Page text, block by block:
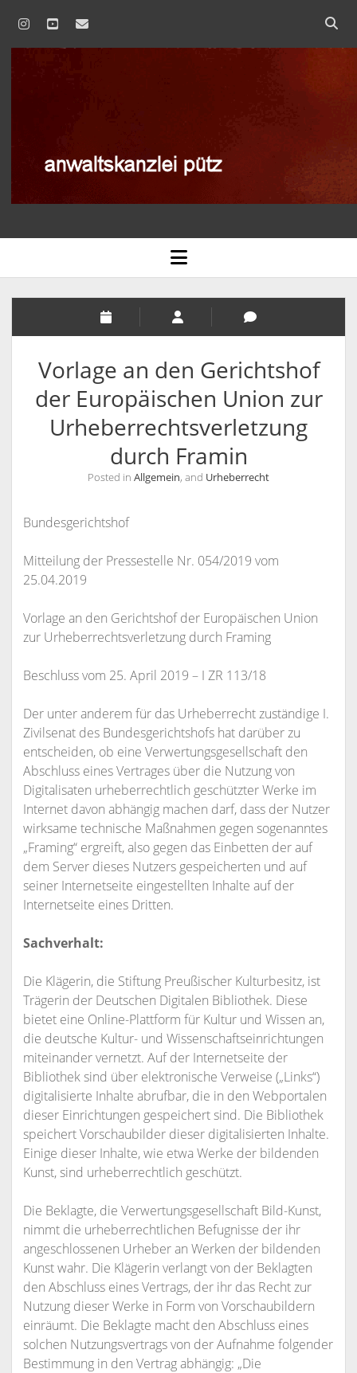
instagram
youtubeemail
AGB
BLOG
DATENSCHUTZERKLÄRUNG
IMPRESSUM
KANZLEI
KONTAKT / INFORMATIONEN
ANFAHRT
INFORMATIONEN
KONTAKT
WIDERRUFSBELEHRUNG BEI FERNABSATZVERTRÄGEN
RECHTSANWÄLTE
RECHTSANWALT NILS PÜTZ
RECHTSANWÄLTIN VERONIKA KLENK
SCHULUNGSANGEBOTE
ARBEITSRECHT FÜR PERSONALDISPONENTEN
RECHTSSICHER IM INTERNET – WETTBEWERBSRECHT,
URHEBERRECHT, ÄUSSERUNGSRECHT UND M
URHEBERRECHT, LIZENZRECHT, ÄUSSERUNGSRECHT, P
ERSÖNLICHKEITSRECHT
open
menu
Vorlage an den Gerichtshof
der Europäischen Union zur
Urheberrechtsverletzung
durch Framin
Posted in Allgemein, and Urheberrecht
Bundesgerichtshof
Mitteilung der Pressestelle Nr. 054/2019 vom
25.04.2019
Vorlage an den Gerichtshof der Europäischen Union
zur Urheberrechtsverletzung durch Framing
Beschluss vom 25. April 2019 – I ZR 113/18
Der unter anderem für das Urheberrecht zuständige I.
Zivilsenat des Bundesgerichtshofs hat darüber zu
entscheiden, ob eine Verwertungsgesellschaft den
Abschluss eines Vertrages über die Nutzung von
Digitalisaten urheberrechtlich geschützter Werke im
Internet davon abhängig machen darf, dass der Nutzer
wirksame technische Maßnahmen gegen sogenanntes
„Framing“ ergreift, also gegen das Einbetten der auf
dem Server dieses Nutzers gespeicherten und auf
seiner Internetseite eingestellten Inhalte auf der
Internetseite eines Dritten.
Sachverhalt:
Die Klägerin, die Stiftung Preußischer Kulturbesitz, ist
Trägerin der Deutschen Digitalen Bibliothek. Diese
bietet eine Online-Plattform für Kultur und Wissen an,
die deutsche Kultur- und Wissenschaftseinrichtungen
miteinander vernetzt. Auf der Internetseite der
Bibliothek sind über elektronische Verweise („Links“)
digitalisierte Inhalte abrufbar, die in den Webportalen
dieser Einrichtungen gespeichert sind. Die Bibliothek
speichert Vorschaubilder dieser digitalisierten Inhalte.
Einige dieser Inhalte, wie etwa Werke der bildenden
Kunst, sind urheberrechtlich geschützt.
Die Beklagte, die Verwertungsgesellschaft Bild-Kunst,
nimmt die urheberrechtlichen Befugnisse der ihr
angeschlossenen Urheber an Werken der bildenden
Kunst wahr. Die Klägerin verlangt von der Beklagten
den Abschluss eines Vertrags, der ihr das Recht zur
Nutzung dieser Werke in Form von Vorschaubildern
einräumt. Die Beklagte macht den Abschluss eines
solchen Nutzungsvertrags von der Aufnahme folgender
Bestimmung in den Vertrag abhängig: „Die